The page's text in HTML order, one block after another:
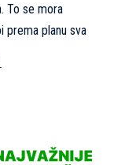
To se mora
prema planu sva